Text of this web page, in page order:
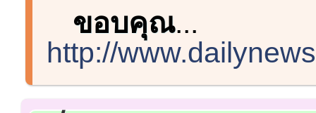
ขอบคุณ...
http://